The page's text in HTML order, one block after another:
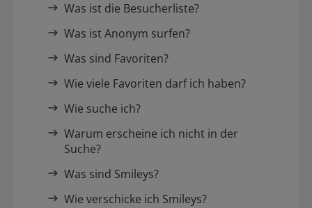
Was ist die Besucherliste?
Was ist Anonym surfen?
Was sind Favoriten?
Wie viele Favoriten darf ich haben?
Wie suche ich?
Warum erscheine ich nicht in der
Suche?
Was sind Smileys?
Wie verschicke ich Smileys?